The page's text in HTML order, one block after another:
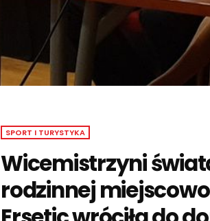
SPORT I TURYSTYKA
Wicemistrzyni
rodzinnej